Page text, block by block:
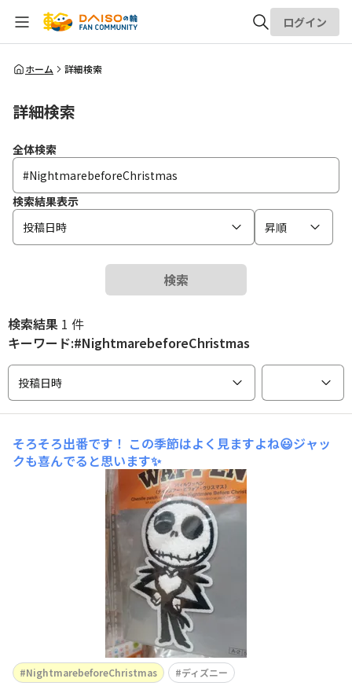
全体検索
ログイン
ホーム 詳細検索
詳細検索
全体検索
検索結果表示
投稿日時
昇順
検索
検索結果 1 件
キーワード:#NightmarebeforeChristmas
投稿日時
そろそろ出番です！ この季節はよく見ますよね😃ジャッ
クも喜んでると思います✨
NightmarebeforeChristmas ディズニー